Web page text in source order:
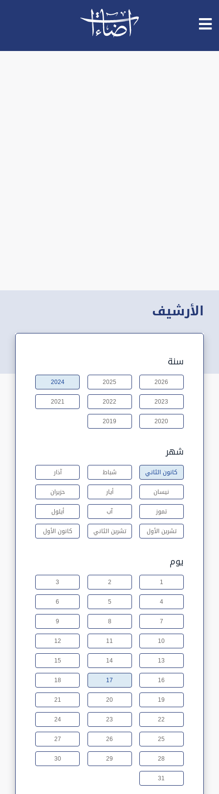
الأرشيف
سنة
2026
2025
2024
2023
2022
2021
2020
2019
شهر
كانون الثاني شباط
آذار
نيسان
أيار
حزيران
تموز
آب
أيلول
تشرين الأول
تشرين الثاني كانون الأول
يوم
1
2
3
4
5
6
7
8
9
10
11
12
13
14
15
16
17
18
19
20
21
22
23
24
25
26
27
28
29
30
31